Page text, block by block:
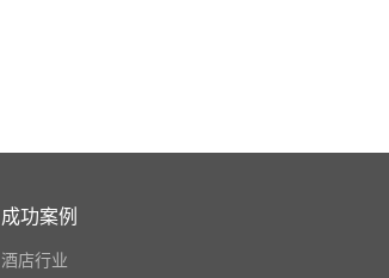
成功案例
酒店行业